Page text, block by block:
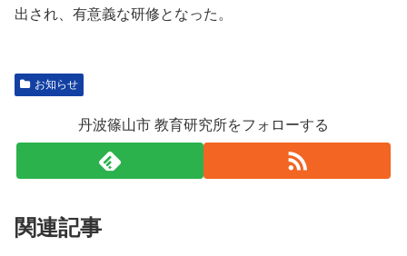
出され、有意義な研修となった。
お知らせ
丹波篠山市 教育研究所をフォローする
関連記事